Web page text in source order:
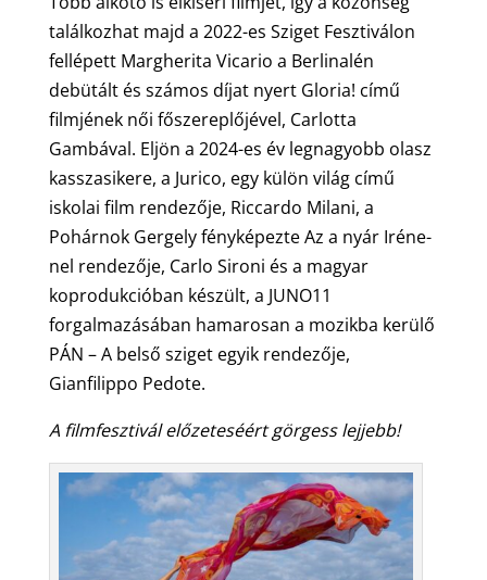
találkozhat majd a 2022-es Sziget Fesztiválon
fellépett Margherita Vicario a Berlinalén
debütált és számos díjat nyert Gloria! című
filmjének női főszereplőjével, Carlotta
Gambával. Eljön a 2024-es év legnagyobb olasz
kasszasikere, a Jurico, egy külön világ című
iskolai film rendezője, Riccardo Milani, a
Pohárnok Gergely fényképezte Az a nyár Iréne-
nel rendezője, Carlo Sironi és a magyar
koprodukcióban készült, a JUNO11
forgalmazásában hamarosan a mozikba kerülő
PÁN – A belső sziget egyik rendezője,
Gianfilippo Pedote.
A filmfesztivál előzeteséért görgess lejjebb!